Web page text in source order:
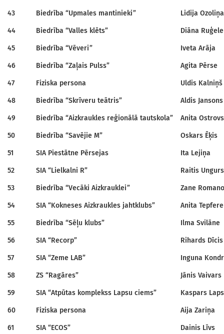
43 Biedrība “Upmales mantinieki” Lidija Ozoliņa
44 Biedrība “Valles klēts” Diāna Ruģele
45 Biedrība “Vēveri” Iveta Arāja
46 Biedrība “Zaļais Pulss” Agita Pērse
47 Fiziska persona Uldis Kalniņš
48 Biedrība “Skrīveru teātris” Aldis Jansons
49 Biedrība “Aizkraukles reģionālā tautskola” Anita
50 Biedrība “Savējie M” Oskars Ēķis
51 SIA Piestātne Pērsejas Ita Lejiņa
52 SIA “Lielkalni R” Raitis Ungurs
53 Biedrība “Vecāki Aizkrauklei” Zane
54 SIA “Kokneses Aizkraukles jahtklubs” Anita Tepfere
55 Biedrība “Sēļu klubs” Ilma Svilāne
56 SIA “Recorp” Rihards Dīcis
57 SIA “Zeme LAB” Inguna
58 ZS “Ragāres” Jānis Vaivars
59 SIA “Atpūtas komplekss Lapsu ciems” Kaspars
60 Fiziska persona Aija Zariņa
61 SIA “ECOS” Dainis Līvs